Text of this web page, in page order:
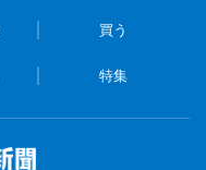
買う
特集